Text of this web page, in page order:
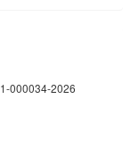
000034-2026